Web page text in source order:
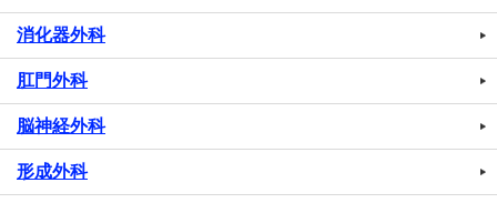
消化器外科
肛門外科
脳神経外科
形成外科